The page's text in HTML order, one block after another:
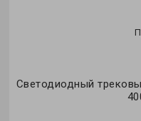
Светодиодный